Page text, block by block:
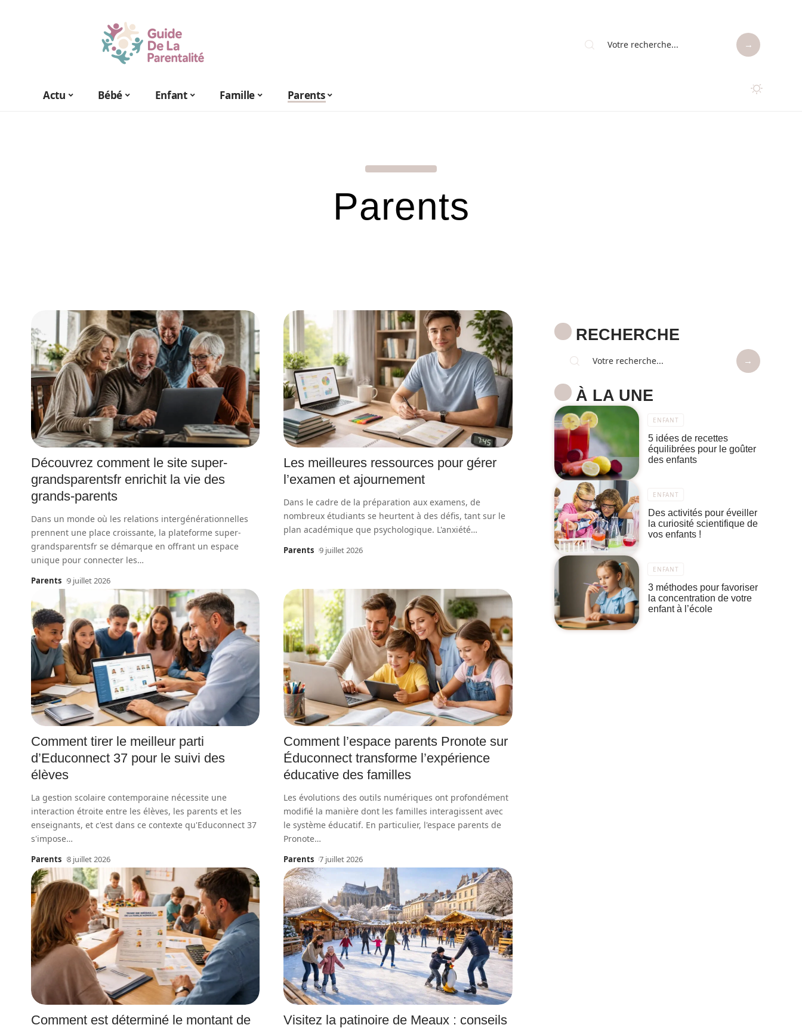
Actu Bébé Enfant Famille Parents
Parents
Découvrez comment le site super-
grandsparentsfr enrichit la vie des
grands-parents
Dans un monde où les relations intergénérationnelles
prennent une place croissante, la plateforme super-
grandsparentsfr se démarque en offrant un espace
unique pour connecter les…
Parents 9 juillet 2026
Les meilleures ressources pour gérer
l’examen et ajournement
Dans le cadre de la préparation aux examens, de
nombreux étudiants se heurtent à des défis, tant sur le
plan académique que psychologique. L'anxiété…
Parents 9 juillet 2026
Comment tirer le meilleur parti
d’Educonnect 37 pour le suivi des
élèves
La gestion scolaire contemporaine nécessite une
interaction étroite entre les élèves, les parents et les
enseignants, et c'est dans ce contexte qu'Educonnect 37
s'impose…
Parents 8 juillet 2026
Comment l’espace parents Pronote sur
Éduconnect transforme l’expérience
éducative des familles
Les évolutions des outils numériques ont profondément
modifié la manière dont les familles interagissent avec
le système éducatif. En particulier, l'espace parents de
Pronote…
Parents 7 juillet 2026
Comment est déterminé le montant de
Visitez la patinoire de Meaux : conseils
RECHERCHE
À LA UNE
ENFANT
5 idées de recettes
équilibrées pour le goûter
des enfants
ENFANT
Des activités pour éveiller
la curiosité scientifique de
vos enfants !
ENFANT
3 méthodes pour favoriser
la concentration de votre
enfant à l’école